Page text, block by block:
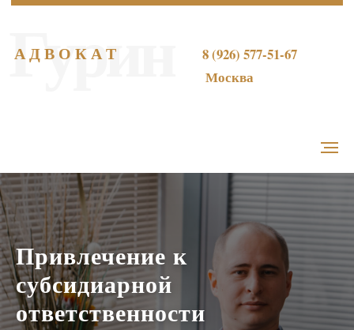
Гурин
Привлечение к
субсидиарной
ответственности